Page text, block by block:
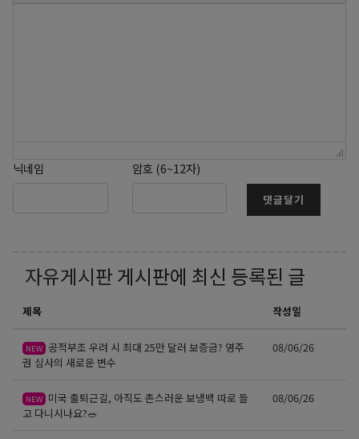
닉네임 암호 (6~12자)
댓글달기
자유게시판 게시판에 최신 등록된 글
제목 작성일
NEW 공적부조 우려 시 최대 25만 달러 보증금? 영주
권 심사의 새로운 변수
08/06/26
NEW 미국 출퇴근길, 아직도 촌스러운 보냉백 따로 들
고 다니시나요?🥗
08/06/26